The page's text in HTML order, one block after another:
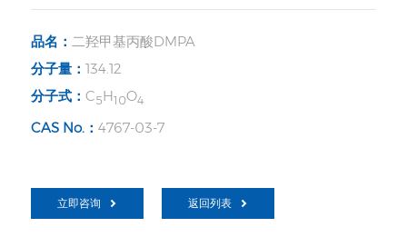
品名： 二羟甲基丙酸DMPA
分子量： 134.12
分子式： C5H10O4
CAS No.： 4767-03-7
立即咨询 返回列表